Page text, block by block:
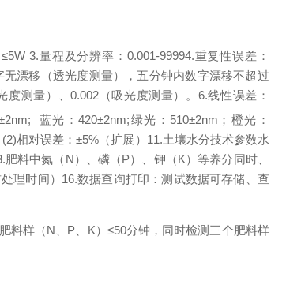
≤5W3.量程及分辨率： 0.001-99994.重复性误差：
漂移（透光度测量），五分钟内数字漂移不超过
度测量）、0.002 （吸光度测量）。 6.线性误差：
2nm; 蓝光：420±2nm;绿光： 510±2nm ；橙光：
(2)相对误差：±5% （扩展） 11.土壤水分技术参数水
肥料中氮（ N）、磷（P）、钾（K）等养分同时、
理时间） 16.数据查询打印：测试数据可存储、查
料样（N P K）≤50分钟，同时检测三个肥料样